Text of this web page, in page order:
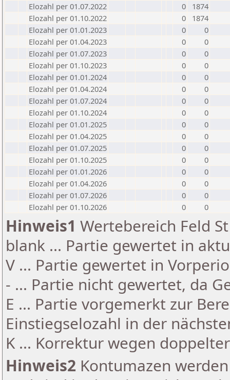
Elozahl per 01.07.2022
0
1874
Elozahl per 01.10.2022
0
1874
Elozahl per 01.01.2023
0
0
Elozahl per 01.04.2023
0
0
Elozahl per 01.07.2023
0
0
Elozahl per 01.10.2023
0
0
Elozahl per 01.01.2024
0
0
Elozahl per 01.04.2024
0
0
Elozahl per 01.07.2024
0
0
Elozahl per 01.10.2024
0
0
Elozahl per 01.01.2025
0
0
Elozahl per 01.04.2025
0
0
Elozahl per 01.07.2025
0
0
Elozahl per 01.10.2025
0
0
Elozahl per 01.01.2026
0
0
Elozahl per 01.04.2026
0
0
Elozahl per 01.07.2026
0
0
Elozahl per 01.10.2026
0 0
Hinweis1 Wertebereich Feld
blank ... Partie gewertet in
V ... Partie gewertet in
- ... Partie nicht gewertet, da
E ... Partie vorgemerkt zur
Einstiegselozahl in der
K ... Korrektur wegen
Hinweis2 Kontumazen